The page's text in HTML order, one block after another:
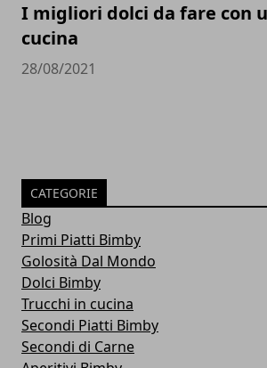
I migliori dolci da fare con
cucina
28/08/2021
CATEGORIE
Blog
Primi Piatti Bimby
Golosità Dal Mondo
Dolci Bimby
Trucchi in cucina
Secondi Piatti Bimby
Secondi di Carne